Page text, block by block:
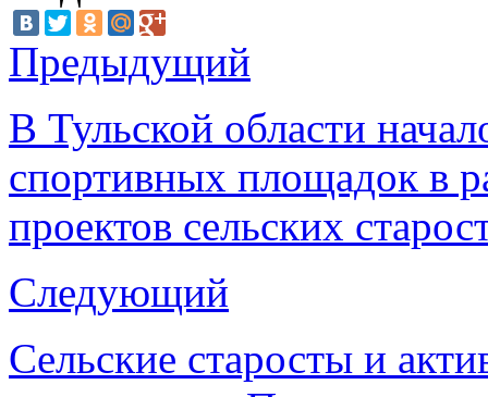
Предыдущий
В Тульской области
спортивных площадок в
проектов сельских
Следующий
Сельские старосты и